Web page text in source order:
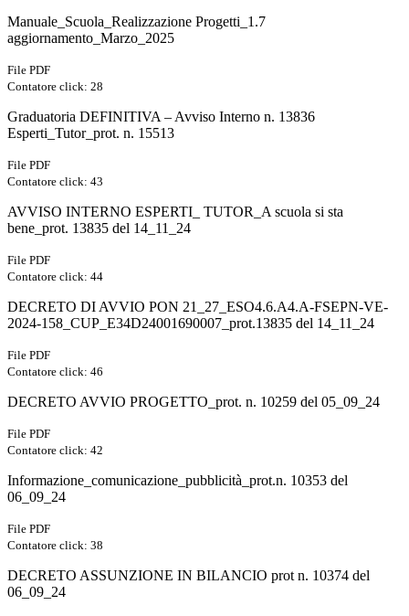
Manuale_Scuola_Realizzazione Progetti_1.7
aggiornamento_Marzo_2025
File PDF
Contatore click: 28
Graduatoria DEFINITIVA – Avviso Interno n. 13836
Esperti_Tutor_prot. n. 15513
File PDF
Contatore click: 43
AVVISO INTERNO ESPERTI_ TUTOR_A scuola si sta
bene_prot. 13835 del 14_11_24
File PDF
Contatore click: 44
DECRETO DI AVVIO PON 21_27_ESO4.6.A4.A-FSEPN-VE-
2024-158_CUP_E34D24001690007_prot.13835 del 14_11_24
File PDF
Contatore click: 46
DECRETO AVVIO PROGETTO_prot. n. 10259 del 05_09_24
File PDF
Contatore click: 42
Informazione_comunicazione_pubblicità_prot.n. 10353 del
06_09_24
File PDF
Contatore click: 38
DECRETO ASSUNZIONE IN BILANCIO prot n. 10374 del
06_09_24